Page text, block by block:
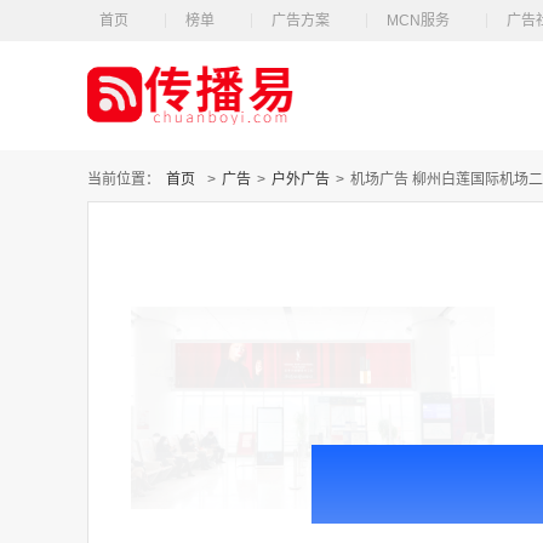
首页 榜单 广告方案 MCN服务 广告
当前位置： 首页 > 广告 > 户外广告 > 机场广告 柳州白莲国际机场